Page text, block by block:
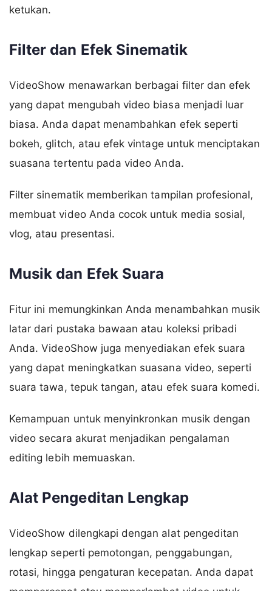
ketukan.
Filter dan Efek Sinematik
VideoShow menawarkan berbagai filter dan efek
yang dapat mengubah video biasa menjadi luar
biasa. Anda dapat menambahkan efek seperti
bokeh, glitch, atau efek vintage untuk menciptakan
suasana tertentu pada video Anda.
Filter sinematik memberikan tampilan profesional,
membuat video Anda cocok untuk media sosial,
vlog, atau presentasi.
Musik dan Efek Suara
Fitur ini memungkinkan Anda menambahkan musik
latar dari pustaka bawaan atau koleksi pribadi
Anda. VideoShow juga menyediakan efek suara
yang dapat meningkatkan suasana video, seperti
suara tawa, tepuk tangan, atau efek suara komedi.
Kemampuan untuk menyinkronkan musik dengan
video secara akurat menjadikan pengalaman
editing lebih memuaskan.
Alat Pengeditan Lengkap
VideoShow dilengkapi dengan alat pengeditan
lengkap seperti pemotongan, penggabungan,
rotasi, hingga pengaturan kecepatan. Anda dapat